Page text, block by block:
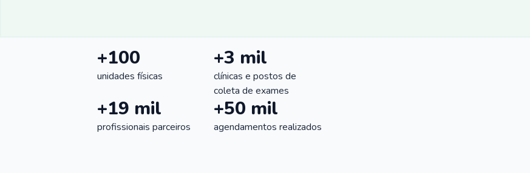
+100
unidades físicas
+3 mil
clínicas e postos de
coleta de exames
+19 mil
profissionais parceiros
+50 mil
agendamentos realizados